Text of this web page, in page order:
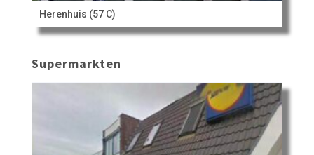
Herenhuis (57 C)
Supermarkten